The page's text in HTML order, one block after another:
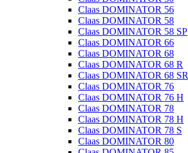
Claas DOMINATOR 56
Claas DOMINATOR 58
Claas DOMINATOR 58 SP
Claas DOMINATOR 66
Claas DOMINATOR 68
Claas DOMINATOR 68 R
Claas DOMINATOR 68 SR
Claas DOMINATOR 76
Claas DOMINATOR 76 H
Claas DOMINATOR 78
Claas DOMINATOR 78 H
Claas DOMINATOR 78 S
Claas DOMINATOR 80